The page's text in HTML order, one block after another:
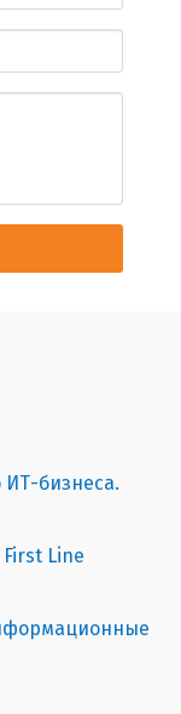
ИТ-бизнеса.
Line